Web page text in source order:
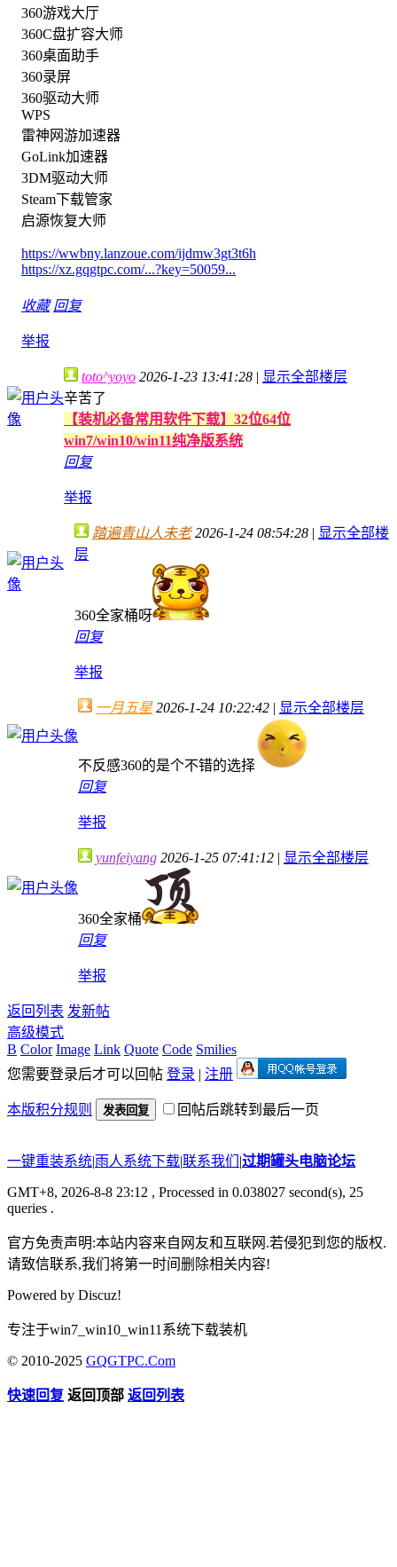
360游戏大厅
360C盘扩容大师
360桌面助手
360录屏
360驱动大师
WPS
雷神网游加速器
GoLink加速器
3DM驱动大师
Steam下载管家
启源恢复大师
https://wwbny.lanzoue.com/ijdmw3gt3t6h
https://xz.gqgtpc.com/...?key=50059...
收藏 回复
举报
toto^yoyo 2026-1-23 13:41:28 | 显示全部楼层
辛苦了
【装机必备常用软件下载】32位64位
win7/win10/win11纯净版系统
回复
举报
踏遍青山人未老2026-1-24 08:54:28 | 显示全部楼
层
360全家桶呀
回复
举报
一月五星2026-1-24 10:22:42 | 显示全部楼层
不反感360的是个不错的选择
回复
举报
yunfeiyang 2026-1-25 07:41:12 | 显示全部楼层
360全家桶
回复
举报
返回列表 发新帖
高级模式
B Color Image Link Quote Code Smilies
您需要登录后才可以回帖 登录 | 注册
本版积分规则 发表回复 回帖后跳转到最后一页
一键重装系统|雨人系统下载|联系我们 |过期罐头电脑论坛
GMT+8, 2026-8-8 23:12 , Processed in 0.038027 second(s), 25
queries .
官方免责声明:本站内容来自网友和互联网.若侵犯到您的版权.
请致信联系,我们将第一时间删除相关内容!
Powered by Discuz!
专注于win7_win10_win11系统下载装机
© 2010-2025 GQGTPC.Com
快速回复 返回顶部 返回列表